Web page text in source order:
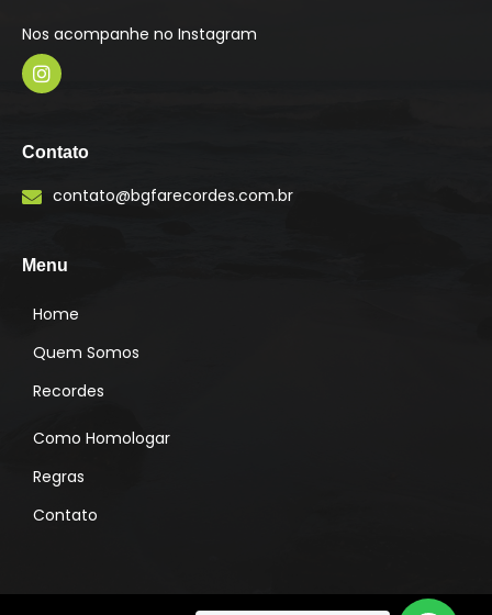
Nos acompanhe no Instagram
s
t
a
g
m
Contato
contato@bgfarecordes.com.br
Menu
Home
Quem Somos
Recordes
Como Homologar
Regras
Contato